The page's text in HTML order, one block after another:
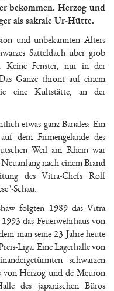
bekommen. Herzog und
als sakrale Ur-Hütte.
und unbekannten Alters
Satteldach über grob
Keine Fenster, nur in der
Ganze thront auf einem
eine Kultstätte, an der
etwas ganz Banales: Ein
dem Firmengelände des
Weil am Rhein war
nach einem Brand
des Vitra-Chefs Rolf
Schau.
folgten 1989 das Vitra
das Feuerwehrhaus von
man seine 23 Jahre heute
Liga: Eine Lagerhalle von
schwarzen
von Herzog und de Meuron
des japanischen Büros